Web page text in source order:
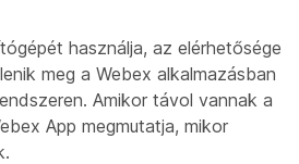
használja, az elérhetősége
meg a Webex alkalmazásban
Amikor távol vannak a
App megmutatja, mikor